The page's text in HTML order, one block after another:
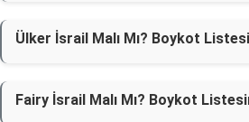
Ülker İsrail Malı Mı? Boykot
Fairy İsrail Malı Mı? Boykot